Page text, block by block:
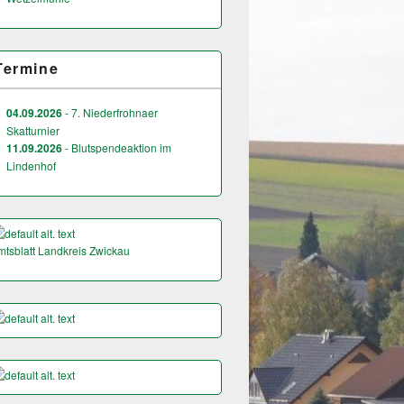
04.09.2026- 7. Niederfrohnaer
Skatturnier
11.09.2026- Blutspendeaktion im
Lindenhof
Landkreis Zwickau